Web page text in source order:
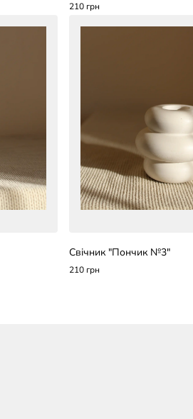
210 грн
Свічник "Пончик №3"
210 грн